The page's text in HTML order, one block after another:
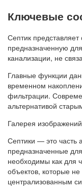
Ключевые
Септик
предназначенную
канализации, не
Главные функции
временном
фильтрации.
альтернативой
Галерея изображений
Септики — это часть
предназначенные
необходимы как для
объектов, которые
централизованным